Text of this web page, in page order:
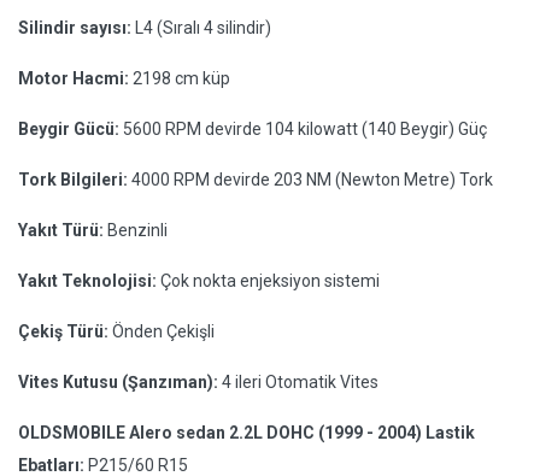
Silindir sayısı: L4 (Sıralı 4 silindir)
Motor Hacmi: 2198 cm küp
Beygir Gücü: 5600 RPM devirde 104 kilowatt (140 Beygir) Güç
Tork Bilgileri: 4000 RPM devirde 203 NM (Newton Metre) Tork
Yakıt Türü: Benzinli
Yakıt Teknolojisi: Çok nokta enjeksiyon sistemi
Çekiş Türü: Önden Çekişli
Vites Kutusu (Şanzıman): 4 ileri Otomatik Vites
OLDSMOBILE Alero sedan 2.2L DOHC (1999 - 2004) Lastik
Ebatları: P215/60 R15